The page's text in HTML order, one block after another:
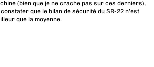
(bien que je ne crache pas sur ces derniers),
que le bilan de sécurité du SR-22 n’est
que la moyenne.